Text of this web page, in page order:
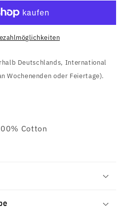
Deutschlands, International
Wochenenden oder Feiertage).
Cotton